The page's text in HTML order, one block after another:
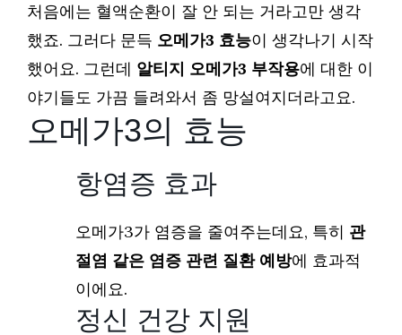
처음에는 혈액순환이 잘 안 되는 거라고만 생각
했죠. 그러다 문득 오메가3 효능이 생각나기 시작
했어요. 그런데 알티지 오메가3 부작용에 대한 이
야기들도 가끔 들려와서 좀 망설여지더라고요.
오메가3의 효능
항염증 효과
오메가3가 염증을 줄여주는데요, 특히 관
절염 같은 염증 관련 질환 예방에 효과적
이에요.
정신 건강 지원